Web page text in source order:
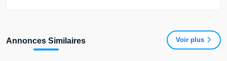
Annonces Similaires Voir plus